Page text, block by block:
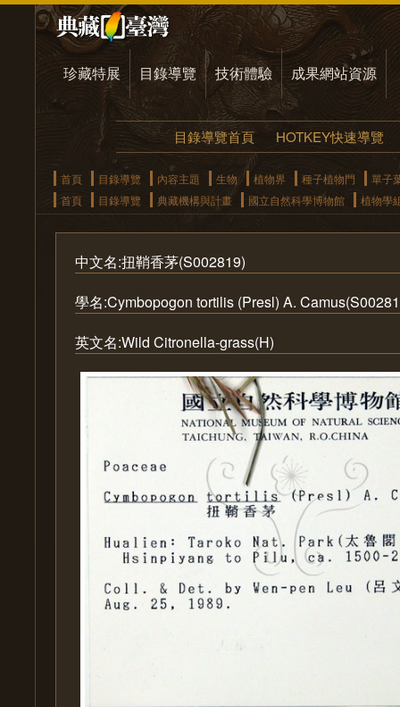
珍藏特展 目錄導覽 技術體驗 成果網站資源
目錄導覽首頁 HOTKEY快速導覽
首頁 目錄導覽 內容主題 生物 植物界 種子植物門
單子
首頁
目錄導覽 典藏機構與計畫 國立自然科學博物館 植物學
中文名:扭鞘香茅(S002819)
學名:Cymbopogon tortilis (Presl) A.
英文名:Wild Citronella-grass(H)